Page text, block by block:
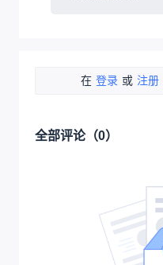
在 登录 或 注册
全部评论（0）